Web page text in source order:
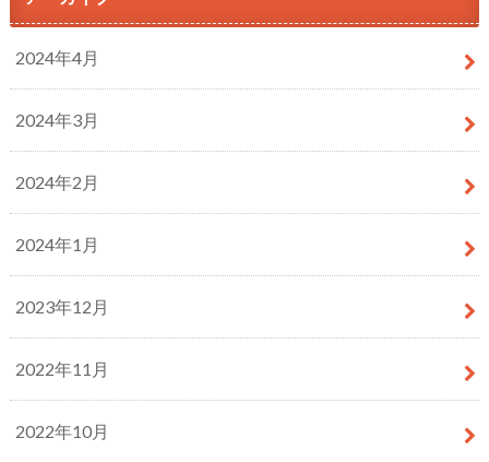
2024年4月
2024年3月
2024年2月
2024年1月
2023年12月
2022年11月
2022年10月